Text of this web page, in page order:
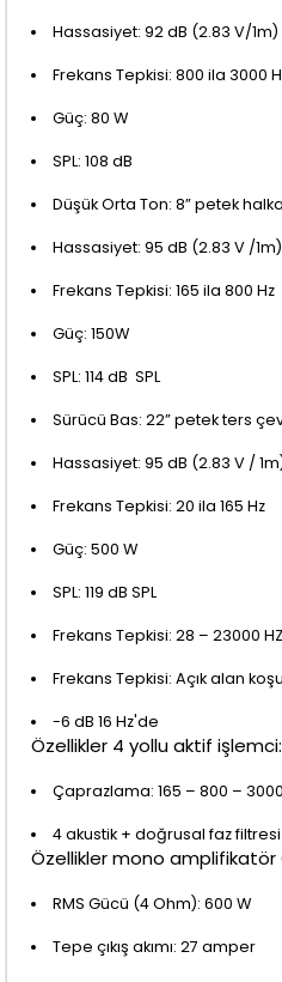
Hassasiyet: 92 dB (2.83 V/1m)
Frekans Tepkisi: 800 ila 3000
Güç: 80 W
SPL: 108 dB
Düşük Orta Ton: 8” petek
Hassasiyet: 95 dB (2.83 V /1m)
Frekans Tepkisi: 165 ila 800 Hz
Güç: 150W
SPL: 114 dB SPL
Sürücü Bas: 22” petek ters
Hassasiyet: 95 dB (2.83 V /
Frekans Tepkisi: 20 ila 165 Hz
Güç: 500 W
SPL: 119 dB SPL
Frekans Tepkisi: 28 – 23000
Frekans Tepkisi: Açık alan
-6 dB 16 Hz'de
Özellikler 4 yollu aktif işlemci:
Çaprazlama: 165 – 800 –
4 akustik + doğrusal faz
Özellikler mono amplifikatör
RMS Gücü (4 Ohm): 600 W
Tepe çıkış akımı: 27 amper